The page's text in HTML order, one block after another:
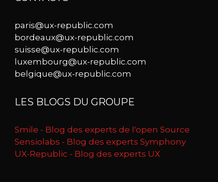
paris@ux-republic.com
bordeaux@ux-republic.com
suisse@ux-republic.com
luxembourg@ux-republic.com
belgique@ux-republic.com
LES BLOGS DU GROUPE
Smile - Blog des experts de l'open Source
Sensiolabs - Blog des experts Symphony
UX-Republic - Blog des experts UX